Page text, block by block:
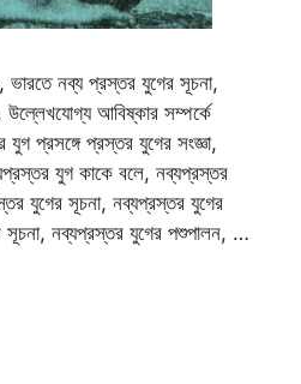
নব্য প্রস্তর যুগের সূচনা,
উল্লেখযোগ্য আবিষ্কার সম্পর্কে
প্রসঙ্গে প্রস্তর যুগের সংজ্ঞা,
যুগ কাকে বলে, নব্যপ্রস্তর
যুগের সূচনা, নব্যপ্রস্তর যুগের
সূচনা, নব্যপ্রস্তর যুগের পশুপালন, …